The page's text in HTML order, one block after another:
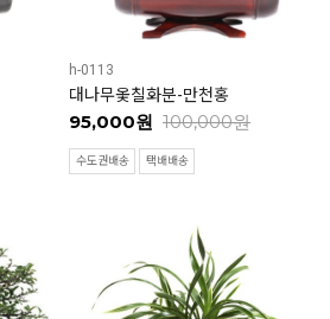
h-0113
대나무옻칠화분-만천홍
95,000원 100,000원
수도권배송 택배배송